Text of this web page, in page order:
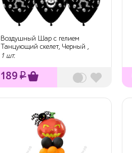
Воздушный Шар с гелием
Танцующий скелет, Черный ,
пастель, 5 ...
1 шт.
189 ₽